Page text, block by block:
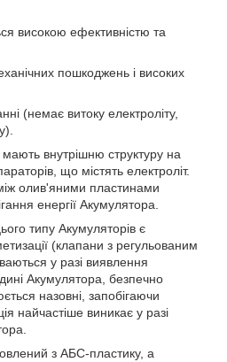
високою ефективністю та
пошкоджень і високих
(немає витоку електроліту,
мають внутрішню структуру на
що містять електроліт.
олив'яними пластинами
енергії Акумулятора.
типу Акумуляторів є
(клапани з регульованим
у разі виявлення
Акумулятора, безпечно
назовні, запобігаючи
найчастіше виникає у разі
з АБС-пластику, а